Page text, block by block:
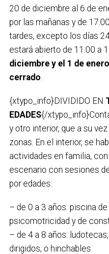
20 de diciembre al 6 de
por las mañanas y de
tardes, excepto los días
estará abierto de 11:00 a
diciembre y el 1 de
cerrado
{xtypo_info}DIVIDIDO EN
EDADES{/
y otro interior, que a su
zonas. En el interior, se
actividades en familia,
escenario con sesiones
por edades:
– de 0 a 3 años: piscina
psicomotricidad y de
– de 4 a 8 años:
dirigidos, o hinchables